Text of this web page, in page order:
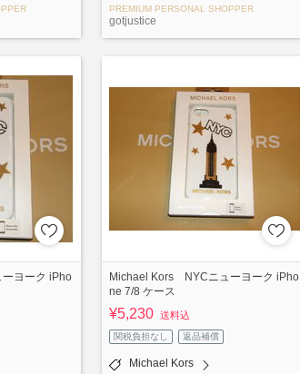
PREMIUM PERSONAL SHOPPER
gotjustice
ヨーク iPho
Michael Kors NYCニューヨーク iPho
ne 7/8 ケース
¥5,230 送料込
関税負担なし 返品補償
Michael Kors